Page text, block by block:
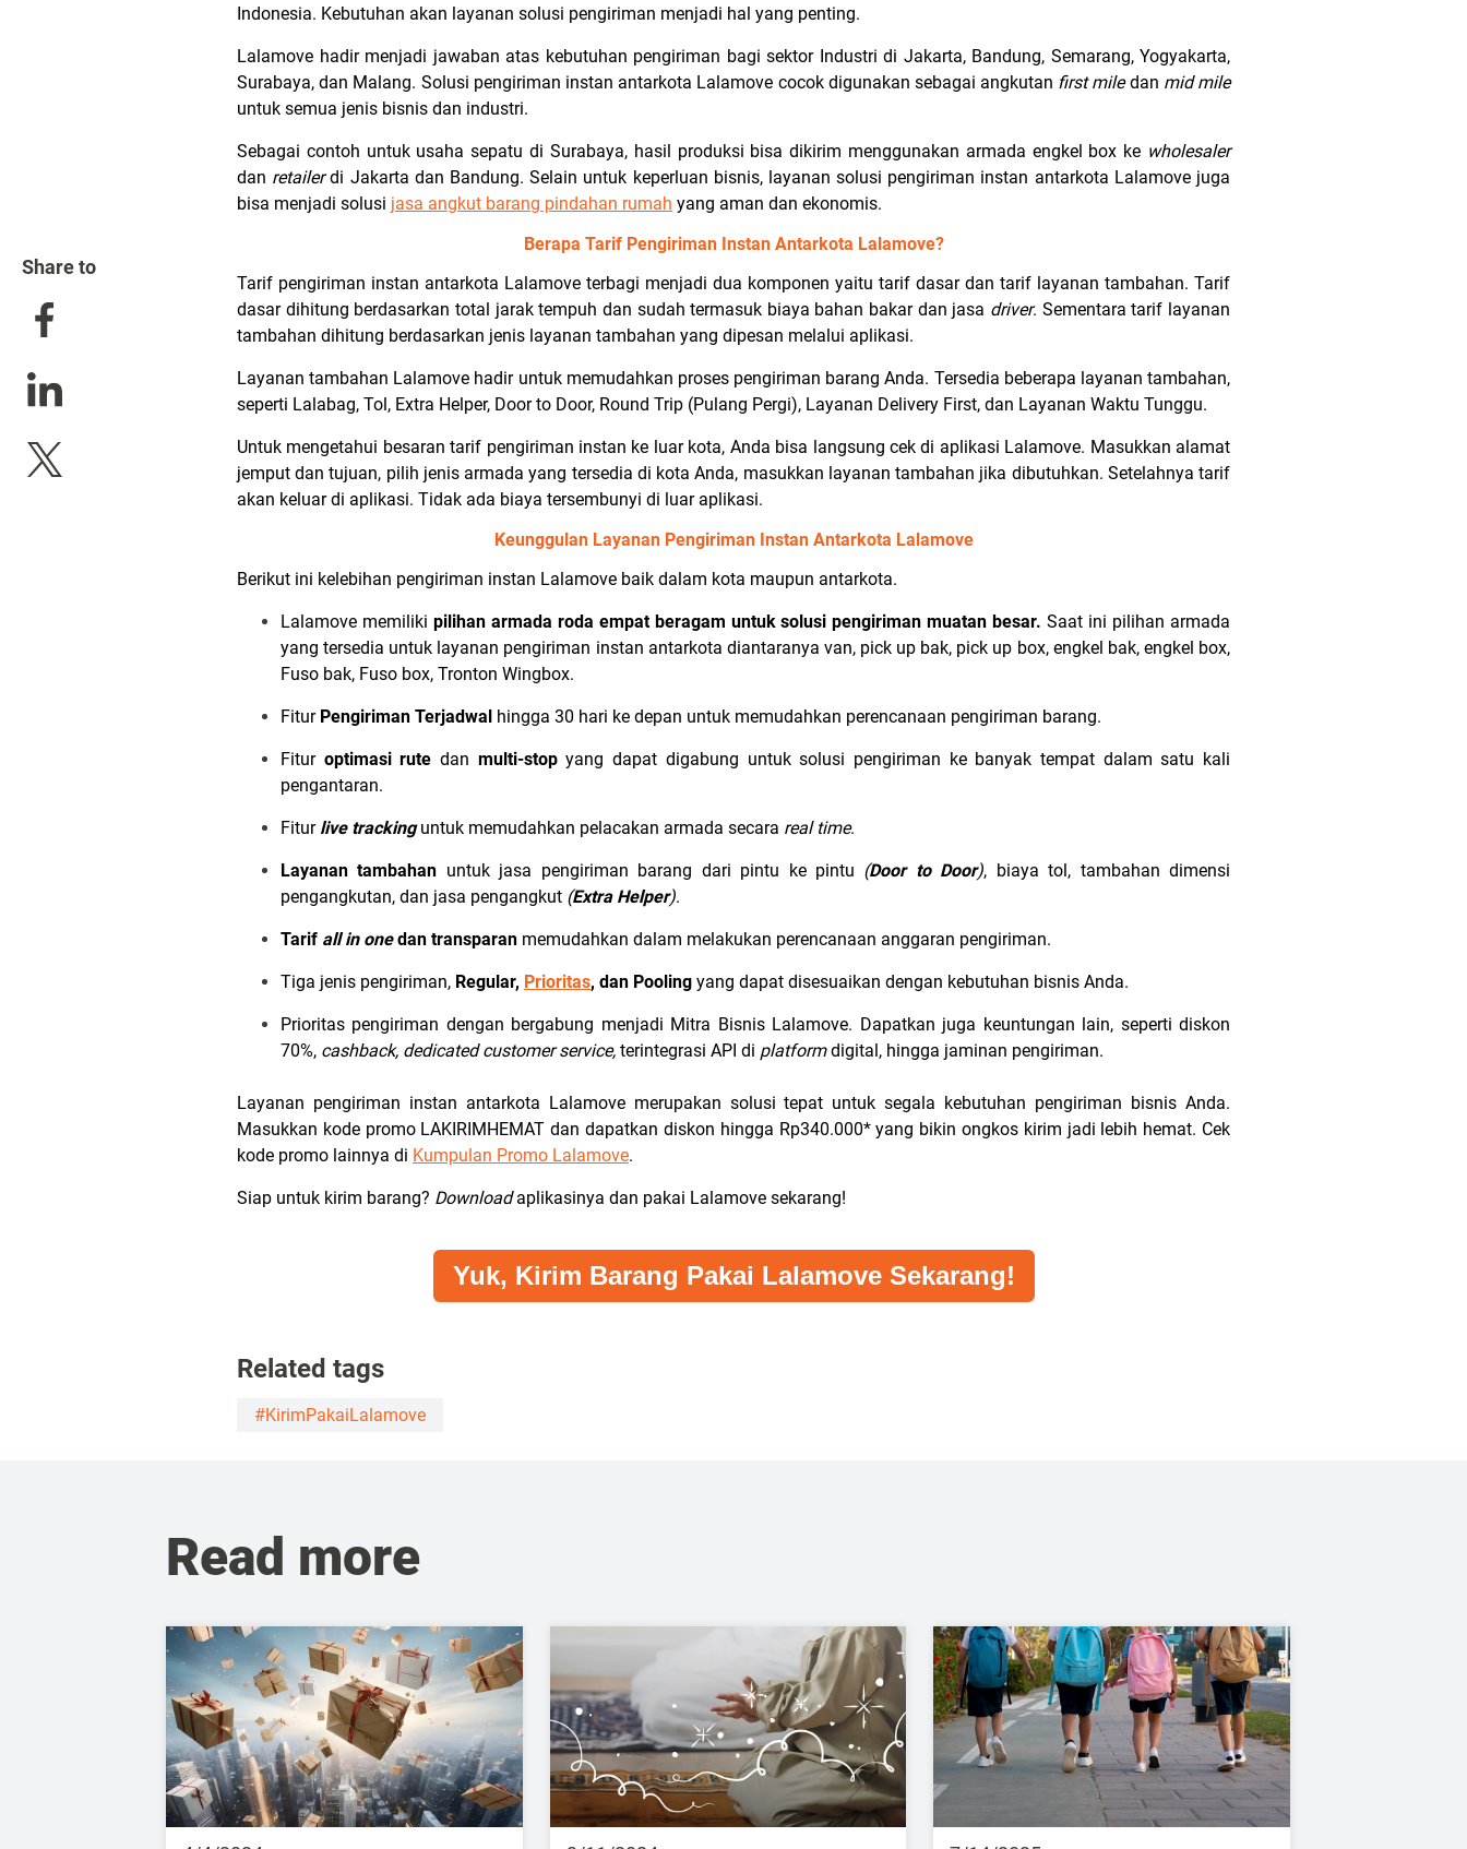
Indonesia. Kebutuhan akan layanan solusi pengiriman menjadi hal yang penting.
Lalamove hadir menjadi jawaban atas kebutuhan pengiriman bagi sektor Industri di Jakarta, Bandung, Semarang, Yogyakarta,
Surabaya, dan Malang. Solusi pengiriman instan antarkota Lalamove cocok digunakan sebagai angkutan first miledan mid mile
untuk semua jenis bisnis dan industri.
Sebagai contoh untuk usaha sepatu di Surabaya, hasil produksi bisa dikirim menggunakan armada engkel box ke wholesaler
dan retailerdi Jakarta dan Bandung. Selain untuk keperluan bisnis, layanan solusi pengiriman instan antarkota Lalamove juga
bisa menjadi solusi jasa angkut barang pindahan rumah yang aman dan ekonomis.
Berapa Tarif Pengiriman Instan Antarkota Lalamove?
Tarif pengiriman instan antarkota Lalamove terbagi menjadi dua komponen yaitu tarif dasar dan tarif layanan tambahan. Tarif
dasar dihitung berdasarkan total jarak tempuh dan sudah termasuk biaya bahan bakar dan jasa driver. Sementara tarif layanan
tambahan dihitung berdasarkan jenis layanan tambahan yang dipesan melalui aplikasi.
Layanan tambahan Lalamove hadir untuk memudahkan proses pengiriman barang Anda. Tersedia beberapa layanan tambahan,
seperti Lalabag, Tol, Extra Helper, Door to Door, Round Trip (Pulang Pergi), Layanan Delivery First, dan Layanan Waktu Tunggu.
Untuk mengetahui besaran tarif pengiriman instan ke luar kota, Anda bisa langsung cek di aplikasi Lalamove. Masukkan alamat
jemput dan tujuan, pilih jenis armada yang tersedia di kota Anda, masukkan layanan tambahan jika dibutuhkan. Setelahnya tarif
akan keluar di aplikasi. Tidak ada biaya tersembunyi di luar aplikasi.
Keunggulan Layanan Pengiriman Instan Antarkota Lalamove
Berikut ini kelebihan pengiriman instan Lalamove baik dalam kota maupun antarkota.
Lalamove memiliki pilihan armada roda empat beragam untuk solusi pengiriman muatan besar.Saat ini pilihan armada
yang tersedia untuk layanan pengiriman instan antarkota diantaranya van, pick up bak, pick up box, engkel bak, engkel box,
Fuso bak, Fuso box, Tronton Wingbox.
Fitur Pengiriman Terjadwal hingga 30 hari ke depan untuk memudahkan perencanaan pengiriman barang.
Fitur optimasi rutedan multi-stopyang dapat digabung untuk solusi pengiriman ke banyak tempat dalam satu kali
pengantaran.
Fitur live trackinguntuk memudahkan pelacakan armada secara real time.
Layanan tambahan untuk jasa pengiriman barang dari pintu ke pintu (Door to Door), biaya tol, tambahan dimensi
pengangkutan, dan jasa pengangkut (Extra Helper).
Tarif all in onedan transparan memudahkan dalam melakukan perencanaan anggaran pengiriman.
Tiga jenis pengiriman, Regular, Prioritas, dan Pooling yang dapat disesuaikan dengan kebutuhan bisnis Anda.
Prioritas pengiriman dengan bergabung menjadi Mitra Bisnis Lalamove. Dapatkan juga keuntungan lain, seperti diskon
70%, cashback, dedicated customer service, terintegrasi API di platformdigital, hingga jaminan pengiriman.
Layanan pengiriman instan antarkota Lalamove merupakan solusi tepat untuk segala kebutuhan pengiriman bisnis Anda.
Masukkan kode promo LAKIRIMHEMAT dan dapatkan diskon hingga Rp340.000* yang bikin ongkos kirim jadi lebih hemat. Cek
kode promo lainnya di Kumpulan Promo Lalamove.
Siap untuk kirim barang? Downloadaplikasinya dan pakai Lalamove sekarang!
Yuk, Kirim Barang Pakai Lalamove Sekarang!
Related tags
#KirimPakaiLalamove
Read more
Share to